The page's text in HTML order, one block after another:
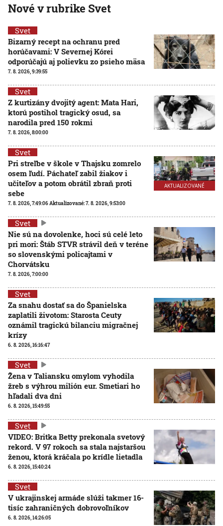
Nové v rubrike Svet
Svet
Bizarný recept na ochranu pred
horúčavami: V Severnej Kórei
odporúčajú aj polievku zo psieho mäsa
7. 8. 2026, 9:39:55
Svet
Z kurtizány dvojitý agent: Mata Hari,
ktorú postihol tragický osud, sa
narodila pred 150 rokmi
7. 8. 2026, 8:00:00
AKTUALIZOVANÉ
Svet
Pri streľbe v škole v Thajsku zomrelo
osem ľudí. Páchateľ zabil žiakov i
učiteľov a potom obrátil zbraň proti
sebe
7. 8. 2026, 7:49:06Aktualizované:7. 8. 2026, 9:53:00
Svet
Nie sú na dovolenke, hoci sú celé leto
pri mori: Štáb STVR strávil deň v teréne
so slovenskými policajtami v
Chorvátsku
7. 8. 2026, 7:00:00
Svet
Za snahu dostať sa do Španielska
zaplatili životom: Starosta Ceuty
oznámil tragickú bilanciu migračnej
krízy
6. 8. 2026, 16:16:47
Svet
Žena v Taliansku omylom vyhodila
žreb s výhrou milión eur. Smetiari ho
hľadali dva dni
6. 8. 2026, 15:49:55
Svet
VIDEO: Britka Betty prekonala svetový
rekord. V 97 rokoch sa stala najstaršou
ženou, ktorá kráčala po krídle lietadla
6. 8. 2026, 15:40:24
Svet
V ukrajinskej armáde slúži takmer 16-
tisíc zahraničných dobrovoľníkov
6. 8. 2026, 14:26:05